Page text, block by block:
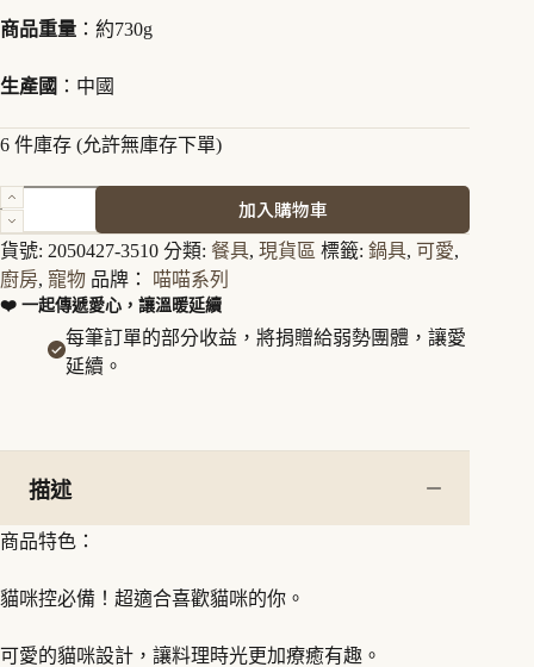
商品重量 ：約730g
生產國 ：中國
6 件庫存 (允許無庫存下單)
喵
喵
系
列
日
數
加入購物車
貨號: 2050427-3510 分類: 餐具, 現貨區 標籤: 鍋具, 可愛,
廚房, 寵物 品牌： 喵喵系列
❤️ 一起傳遞愛心，讓溫暖延續
每筆訂單的部分收益，將捐贈給弱勢團體，讓愛
延續。
描述
商品特色：
貓咪控必備！超適合喜歡貓咪的你。
可愛的貓咪設計，讓料理時光更加療癒有趣。